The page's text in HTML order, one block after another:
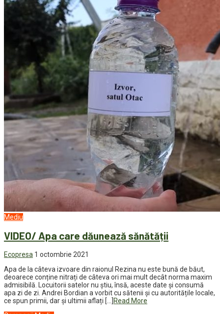
Mediu
VIDEO/ Apa care dăunează sănătății
Ecopresa 1 octombrie 2021
Apa de la câteva izvoare din raionul Rezina nu este bună de băut,
deoarece conține nitrați de câteva ori mai mult decât norma maxim
admisibilă. Locuitorii satelor nu știu, însă, aceste date și consumă
apa zi de zi. Andrei Bordian a vorbit cu sătenii și cu autoritățile locale,
ce spun primii, dar și ultimii aflați […]
Read More